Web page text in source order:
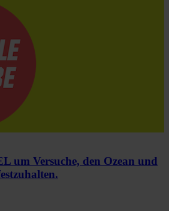
um Versuche, den Ozean und